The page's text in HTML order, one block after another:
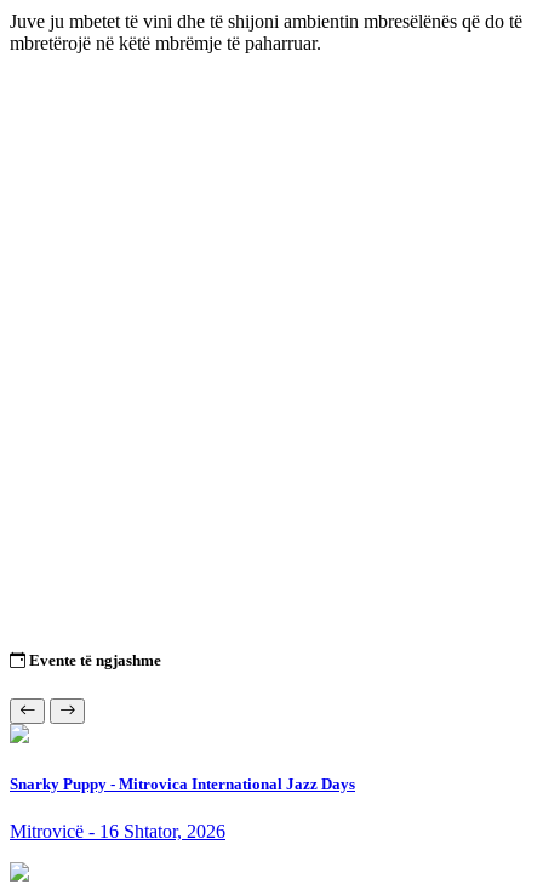
Juve ju mbetet të vini dhe të shijoni ambientin mbresëlënës që do të
mbretërojë në këtë mbrëmje të paharruar.
Evente të ngjashme
Snarky Puppy - Mitrovica International Jazz Days
Mitrovicë - 16 Shtator, 2026